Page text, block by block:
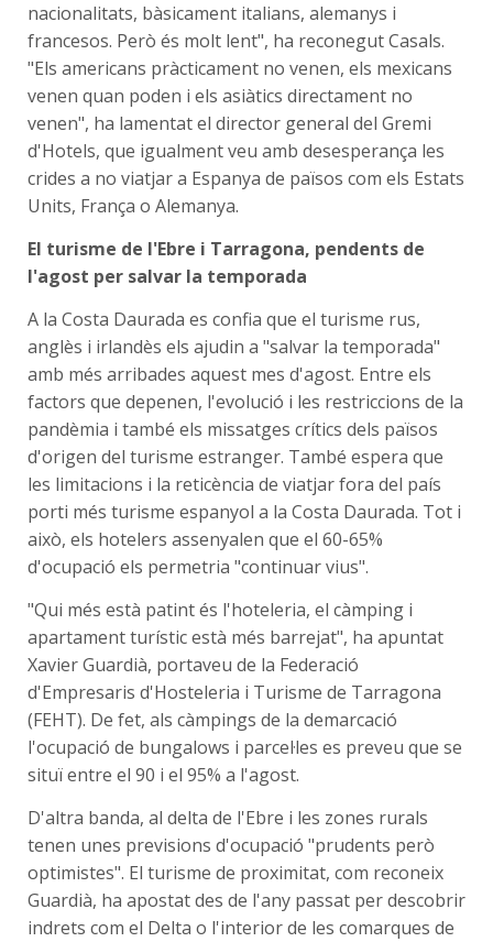
nacionalitats, bàsicament italians, alemanys i
francesos. Però és molt lent", ha reconegut Casals.
"Els americans pràcticament no venen, els mexicans
venen quan poden i els asiàtics directament no
venen", ha lamentat el director general del Gremi
d'Hotels, que igualment veu amb desesperança les
crides a no viatjar a Espanya de països com els Estats
Units, França o Alemanya.
El turisme de l'Ebre i Tarragona, pendents de
l'agost per salvar la temporada
A la Costa Daurada es confia que el turisme rus,
anglès i irlandès els ajudin a "salvar la temporada"
amb més arribades aquest mes d'agost. Entre els
factors que depenen, l'evolució i les restriccions de la
pandèmia i també els missatges crítics dels països
d'origen del turisme estranger. També espera que
les limitacions i la reticència de viatjar fora del país
porti més turisme espanyol a la Costa Daurada. Tot i
això, els hotelers assenyalen que el 60-65%
d'ocupació els permetria "continuar vius".
"Qui més està patint és l'hoteleria, el càmping i
apartament turístic està més barrejat", ha apuntat
Xavier Guardià, portaveu de la Federació
d'Empresaris d'Hosteleria i Turisme de Tarragona
(FEHT). De fet, als càmpings de la demarcació
l'ocupació de bungalows i parcel·les es preveu que se
situï entre el 90 i el 95% a l'agost.
D'altra banda, al delta de l'Ebre i les zones rurals
tenen unes previsions d'ocupació "prudents però
optimistes". El turisme de proximitat, com reconeix
Guardià, ha apostat des de l'any passat per descobrir
indrets com el Delta o l'interior de les comarques de